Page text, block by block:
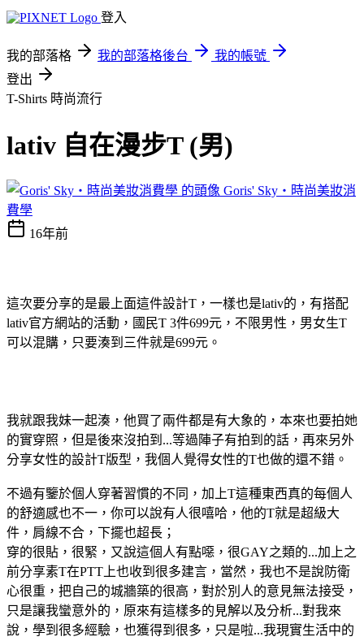
登入
我的部落格 我的部落格後台
我的帳號
登出
T-Shirts 時尚流行
lativ 自在漫步T (男)
Goris' Sky‧時尚美妝消
費學
16年前
這次要分享的是最上面這件設計T，一樣也是lativ的，有搭配
lativ官方網站的活動，國民T 3件699元，不限男性，男女生T
可以混購，只要湊到三件就是699元。
我就跟我妹一起湊，他買了兩件都是有大象的，本來也要拍她
的實穿照，但是後來沒拍到...等過陣子有拍到的話，再來另外
分享女性的設計T版型，我個人覺得女性的T也做的還不錯。
不過有鑒於個人穿著習慣的不同，加上T這種東西真的每個人
的舒適感也不一，你可以說有人很嘻哈，他的T就是超級大
件，肩線不合，下擺也超長；
穿的很貼，很緊，又說這個人有點噁，很GAY之類的...加上之
前分享素T在PTT上也收到很多建言，當然，我也不是說防衛
心很重，把自己的城牆築的很高，對於別人的意見無法接受，
只是讓我蠻意外的，原來有這樣多的見解以及分析...對我來
說，學到很多經驗，也獲得到很多，只是啦...我現實生活中的